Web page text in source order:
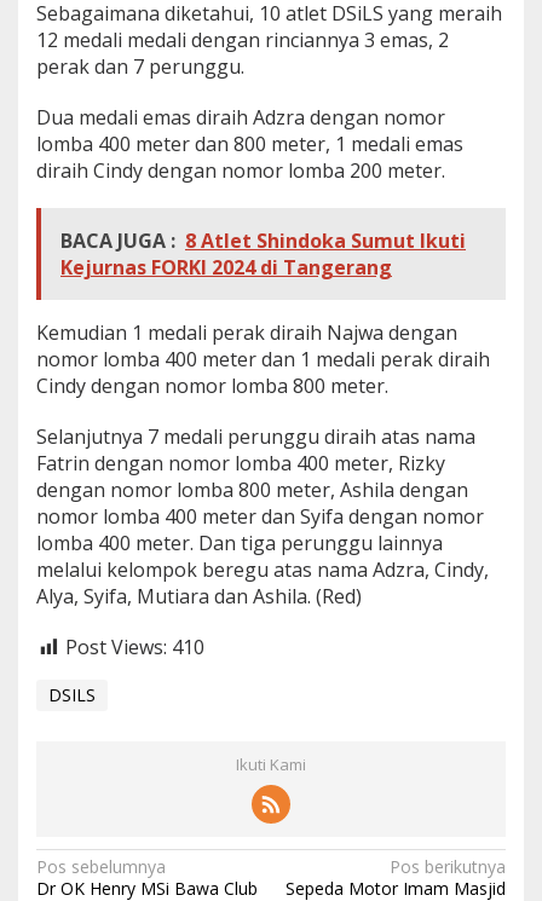
Sebagaimana diketahui, 10 atlet DSiLS yang meraih
12 medali medali dengan rinciannya 3 emas, 2
perak dan 7 perunggu.
Dua medali emas diraih Adzra dengan nomor
lomba 400 meter dan 800 meter, 1 medali emas
diraih Cindy dengan nomor lomba 200 meter.
BACA JUGA : 8 Atlet Shindoka Sumut Ikuti
Kejurnas FORKI 2024 di Tangerang
Kemudian 1 medali perak diraih Najwa dengan
nomor lomba 400 meter dan 1 medali perak diraih
Cindy dengan nomor lomba 800 meter.
Selanjutnya 7 medali perunggu diraih atas nama
Fatrin dengan nomor lomba 400 meter, Rizky
dengan nomor lomba 800 meter, Ashila dengan
nomor lomba 400 meter dan Syifa dengan nomor
lomba 400 meter. Dan tiga perunggu lainnya
melalui kelompok beregu atas nama Adzra, Cindy,
Alya, Syifa, Mutiara dan Ashila. (Red)
Post Views: 410
DSILS
Ikuti Kami
N
Pos sebelumnya
Dr OK Henry MSi Bawa Club
Pos berikutnya
Sepeda Motor Imam Masjid